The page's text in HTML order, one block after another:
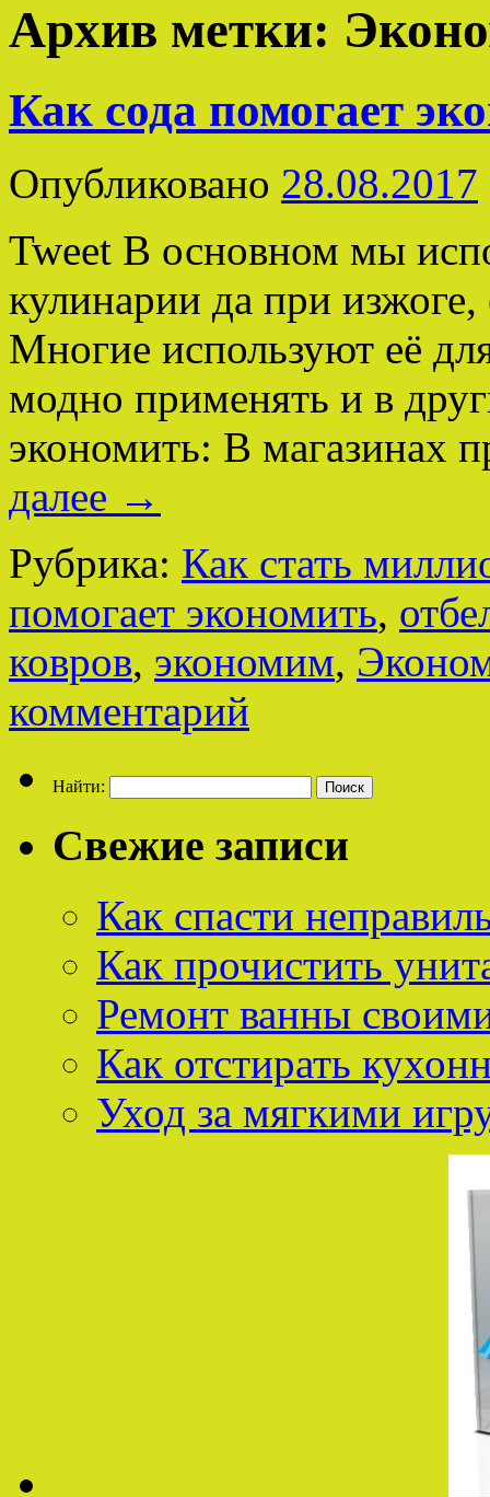
Архив метки:
Как сода помогает
Опубликовано 28.08.2017
Tweet В основном мы
кулинарии да при
Многие используют её
модно применять и в
экономить: В магазинах
далее →
Рубрика: Как стать
помогает экономить,
ковров, экономим,
комментарий
Найти:
Свежие записи
Как спасти
Как прочистить
Ремонт ванны
Как отстирать
Уход за мягкими